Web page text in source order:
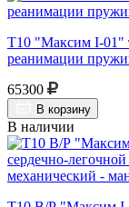
Т10 "Максим I-01"
реанимации
65300
В корзину
В наличии